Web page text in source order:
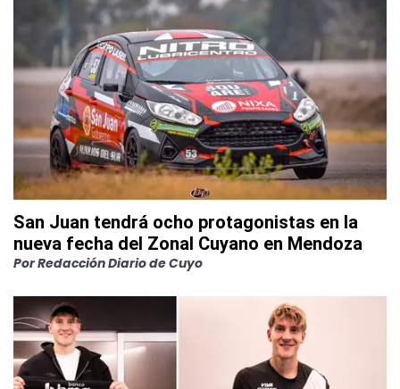
San Juan tendrá ocho protagonistas en la
nueva fecha del Zonal Cuyano en Mendoza
PorRedacción Diario de Cuyo